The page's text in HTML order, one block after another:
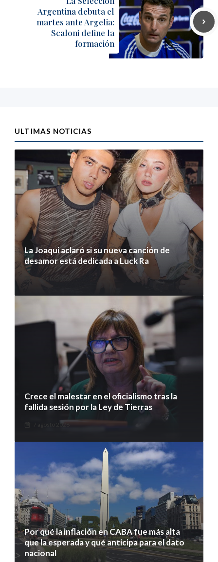
Argentina debuta el
martes ante Argelia:
Scaloni define la
formación
ULTIMAS NOTICIAS
La Joaqui aclaró si su nueva canción de
desamor está dedicada a Luck Ra
7 agosto 2026
Crece el malestar en el oficialismo tras la
fallida sesión por la Ley de Tierras
7 agosto 2026
Por qué la inflación en CABA fue más alta
que la esperada y qué anticipa para el dato
nacional